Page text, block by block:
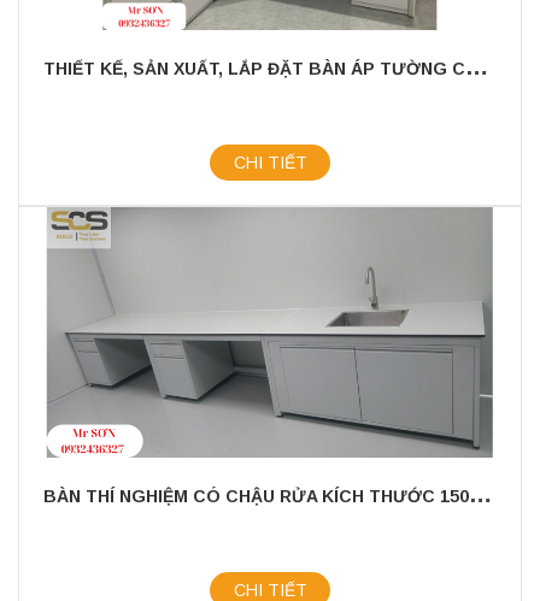
T
HIẾT KẾ, SẢN XUẤT, LẮP ĐẶT BÀN ÁP TƯỜNG CHỮ U CÓ CHẬU RỬA ( TÂN BÌNH )
CHI TIẾT
B
ÀN THÍ NGHIỆM CÓ CHẬU RỬA KÍCH THƯỚC 1500MM - GIÁ TỐT NHẤT 2024
CHI TIẾT